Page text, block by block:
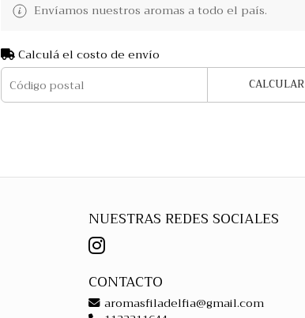
Envíamos nuestros aromas a todo el país.
Calculá el costo de envío
CALCULAR
NUESTRAS REDES SOCIALES
CONTACTO
aromasfiladelfia@gmail.com